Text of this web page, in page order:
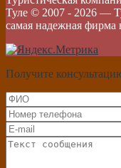
Туле © 2007 - 2026 —
самая надежная фирма
Получите